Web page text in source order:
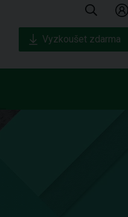
Vyzkoušet zdarma